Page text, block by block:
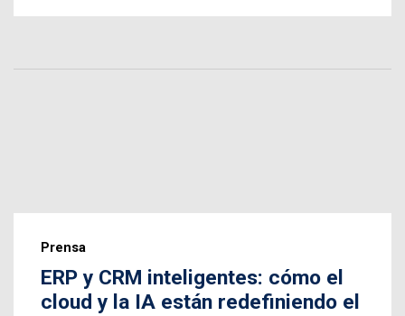
Prensa
ERP y CRM inteligentes: cómo el
cloud y la IA están redefiniendo el